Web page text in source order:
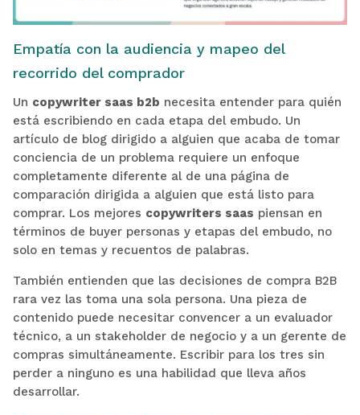
Empatía con la audiencia y mapeo del
recorrido del comprador
Un copywriter saas b2b necesita entender para quién
está escribiendo en cada etapa del embudo. Un
artículo de blog dirigido a alguien que acaba de tomar
conciencia de un problema requiere un enfoque
completamente diferente al de una página de
comparación dirigida a alguien que está listo para
comprar. Los mejores copywriters saas piensan en
términos de buyer personas y etapas del embudo, no
solo en temas y recuentos de palabras.
También entienden que las decisiones de compra B2B
rara vez las toma una sola persona. Una pieza de
contenido puede necesitar convencer a un evaluador
técnico, a un stakeholder de negocio y a un gerente de
compras simultáneamente. Escribir para los tres sin
perder a ninguno es una habilidad que lleva años
desarrollar.